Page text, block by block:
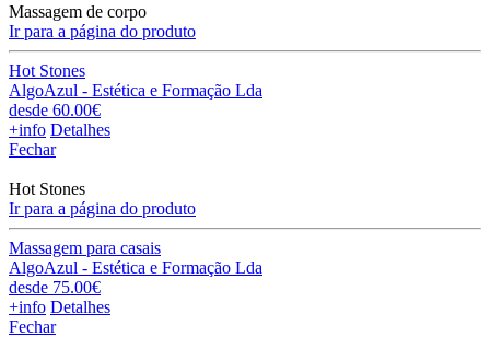
Massagem de corpo
Ir para a página do produto
Hot Stones
AlgoAzul - Estética e Formação Lda
desde 60.00€
+info Detalhes
Fechar
Hot Stones
Ir para a página do produto
Massagem para casais
AlgoAzul - Estética e Formação Lda
desde 75.00€
+info Detalhes
Fechar